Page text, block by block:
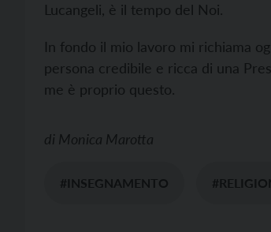
Lucangeli, è il tempo del Noi.
In fondo il mio lavoro mi richiama
persona credibile e ricca di una
me è proprio questo.
di Monica Marotta
#INSEGNAMENTO